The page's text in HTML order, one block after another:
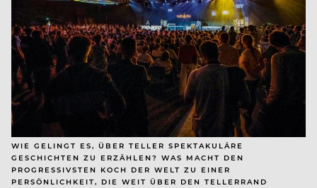
WIE GELINGT ES, ÜBER TELLER SPEKTAKULÄRE
GESCHICHTEN ZU ERZÄHLEN? WAS MACHT DEN
PROGRESSIVSTEN KOCH DER WELT ZU EINER
PERSÖNLICHKEIT, DIE WEIT ÜBER DEN TELLERRAND